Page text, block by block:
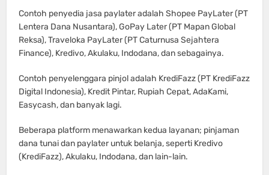
Contoh penyedia jasa paylater adalah Shopee PayLater (PT
Lentera Dana Nusantara), GoPay Later (PT Mapan Global
Reksa), Traveloka PayLater (PT Caturnusa Sejahtera
Finance), Kredivo, Akulaku, Indodana, dan sebagainya.
Contoh penyelenggara pinjol adalah KrediFazz (PT KrediFazz
Digital Indonesia), Kredit Pintar, Rupiah Cepat, AdaKami,
Easycash, dan banyak lagi.
Beberapa platform menawarkan kedua layanan; pinjaman
dana tunai dan paylater untuk belanja, seperti Kredivo
(KrediFazz), Akulaku, Indodana, dan lain-lain.